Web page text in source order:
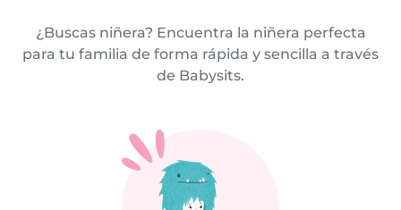
¿Buscas niñera? Encuentra la niñera perfecta
para tu familia de forma rápida y sencilla a través
de Babysits.